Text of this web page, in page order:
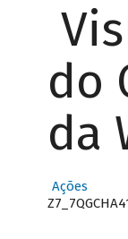
do
da
Ações